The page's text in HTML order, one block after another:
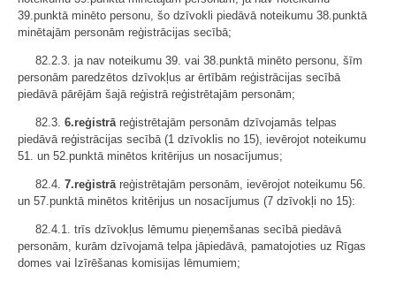
39.punktā minēto personu, šo dzīvokli piedāvā noteikumu 38.punktā
minētajām personām reģistrācijas secībā;
82.2.3. ja nav noteikumu 39. vai 38.punktā minēto personu, šīm
personām paredzētos dzīvokļus ar ērtībām reģistrācijas secībā
piedāvā pārējām šajā reģistrā reģistrētajām personām;
82.3. 6.reģistrāreģistrētajām personām dzīvojamās telpas
piedāvā reģistrācijas secībā (1 dzīvoklis no 15), ievērojot noteikumu
51. un 52.punktā minētos kritērijus un nosacījumus;
82.4. 7.reģistrāreģistrētajām personām, ievērojot noteikumu 56.
un 57.punktā minētos kritērijus un nosacījumus (7 dzīvokļi no 15):
82.4.1. trīs dzīvokļus lēmumu pieņemšanas secībā piedāvā
personām, kurām dzīvojamā telpa jāpiedāvā, pamatojoties uz Rīgas
domes vai Izīrēšanas komisijas lēmumiem;